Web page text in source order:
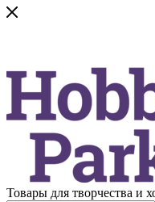
Товары для творчества и